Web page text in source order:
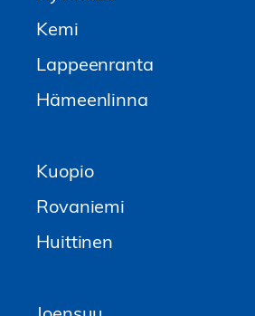
Kemi
Lappeenranta
Hämeenlinna
Kuopio
Rovaniemi
Huittinen